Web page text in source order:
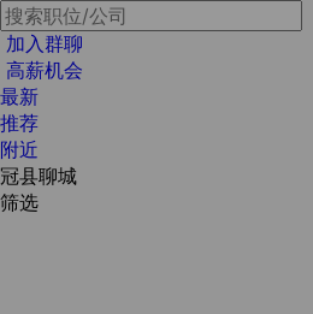
加入群聊
高薪机会
最新
推荐
附近
冠县聊城
筛选